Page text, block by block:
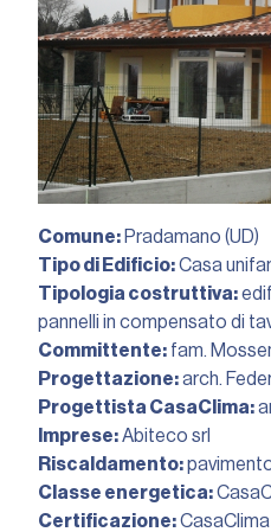
Comune: Pradamano (UD)
Tipo di Edificio:Casa
Tipologia costruttiva:
pannelli in compensato di
Committente: fam.
Progettazione:arch.
Progettista CasaClima:
Imprese:Abiteco srl
Riscaldamento:
Classe energetica:
Certificazione:CasaClima